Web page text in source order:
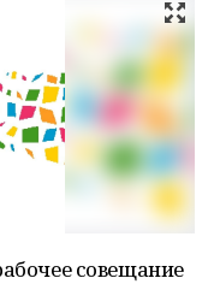
совещание